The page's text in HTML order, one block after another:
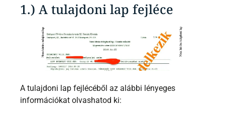
1.) A tulajdoni lap fejléce
A tulajdoni lap fejlécéből az alábbi lényeges
információkat olvashatod ki: